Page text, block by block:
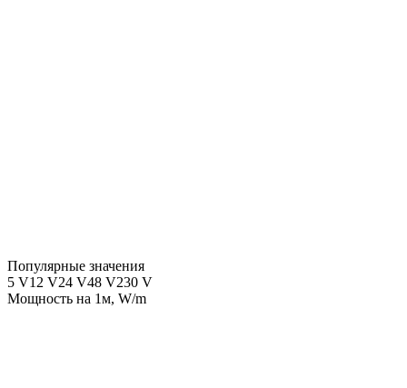
Популярные значения
5 V12 V24 V48 V230 V
Мощность на 1м, W/m